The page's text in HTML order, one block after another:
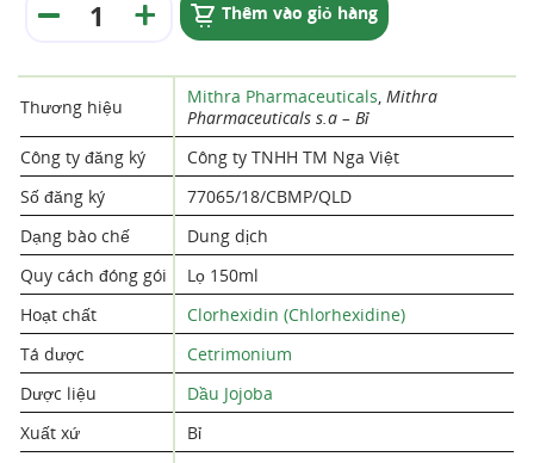
Thêm vào giỏ hàng
Thương hiệu Mithra Pharmaceuticals, Mithra
Pharmaceuticals s.a – Bỉ
Công ty đăng ký
Công ty TNHH TM Nga Việt
Số đăng ký
77065/18/CBMP/QLD
Dạng bào chế
Dung dịch
Quy cách đóng gói
Lọ 150ml
Hoạt chất
Clorhexidin (Chlorhexidine)
Tá dược
Cetrimonium
Dược liệu
Dầu Jojoba
Xuất xứ
Bỉ